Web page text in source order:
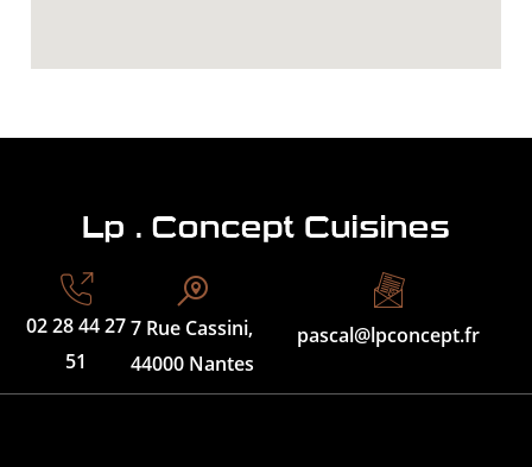
02 28 44 27
51
7 Rue Cassini,
44000 Nantes
pascal@lpconcept.fr